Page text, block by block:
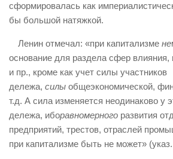
сформировалась как
бы большой натяжкой.
Ленин отмечал: «при капитализме не
основание для раздела сфер влияния,
и пр., кроме как учет силы участников
дележа, силы общеэкономической,
т.д. А сила изменяется неодинаково у
дележа, иборавномерного развития
предприятий, трестов, отраслей
при капитализме быть не может»